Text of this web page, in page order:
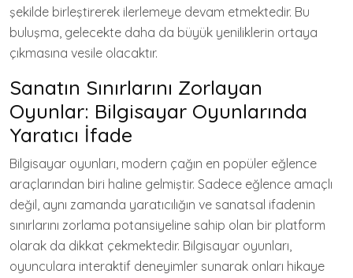
şekilde birleştirerek ilerlemeye devam etmektedir. Bu
buluşma, gelecekte daha da büyük yeniliklerin ortaya
çıkmasına vesile olacaktır.
Sanatın Sınırlarını Zorlayan
Oyunlar: Bilgisayar Oyunlarında
Yaratıcı İfade
Bilgisayar oyunları, modern çağın en popüler eğlence
araçlarından biri haline gelmiştir. Sadece eğlence amaçlı
değil, aynı zamanda yaratıcılığın ve sanatsal ifadenin
sınırlarını zorlama potansiyeline sahip olan bir platform
olarak da dikkat çekmektedir. Bilgisayar oyunları,
oyunculara interaktif deneyimler sunarak onları hikaye